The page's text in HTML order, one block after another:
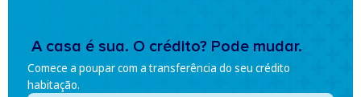
A casa é sua. O crédito? Pode mudar.
Comece a poupar com a transferência do seu crédito
habitação.